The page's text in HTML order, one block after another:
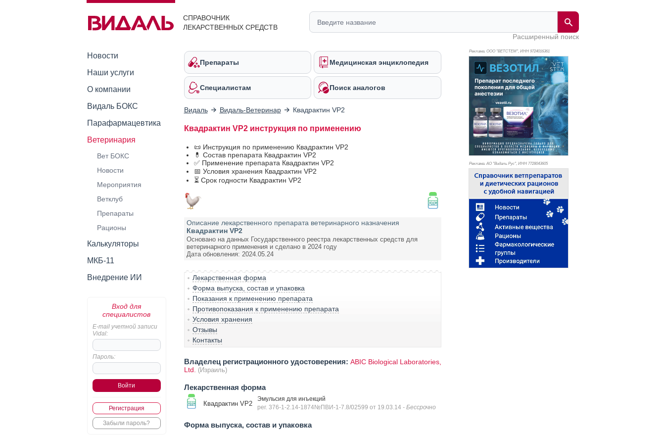
СПРАВОЧНИК
ЛЕКАРСТВЕННЫХ СРЕДСТВ
Расширенный поиск
Новости
Наши услуги
О компании
Видаль БОКС
Парафармацевтика
Ветеринария
Вет БОКС
Новости
Мероприятия
Ветклуб
Препараты
Рационы
Калькуляторы
МКБ-11
Внедрение ИИ
Вход для
специалистов
E-mail учетной записи
Vidal:
Пароль:
Регистрация
Забыли пароль?
Препараты Медицинская энциклопедия
Специалистам Поиск аналогов
Видаль Видаль-Ветеринар Квадрактин VP2
Квадрактин VP2 инструкция по применению
📜 Инструкция по применению Квадрактин VP2
💊 Состав препарата Квадрактин VP2
✅ Применение препарата Квадрактин VP2
📅 Условия хранения Квадрактин VP2
⏳ Срок годности Квадрактин VP2
Описание лекарственного препарата ветеринарного назначения
Квадрактин VP2
Основано на данных Государственного реестра лекарственных средств для
ветеринарного применения и сделано в 2024 году
Дата обновления: 2024.05.24
Лекарственная форма
Форма выпуска, состав и упаковка
Показания к применению препарата
Противопоказания к применению препарата
Условия хранения
Отзывы
Контакты
Владелец регистрационного удостоверения: ABIC Biological Laboratories,
Ltd.
(Израиль)
Лекарственная форма
Квадрактин VP2
Эмульсия для инъекций
рег. 376-1-2.14-1874№ПВИ-1-7.8/02599 от 19.03.14 - Бессрочно
Форма выпуска, состав и упаковка
Реклама. ООО "ВЕТСТЕМ", ИНН 9724016361
Реклама. АО "Видаль Рус", ИНН 7728043605